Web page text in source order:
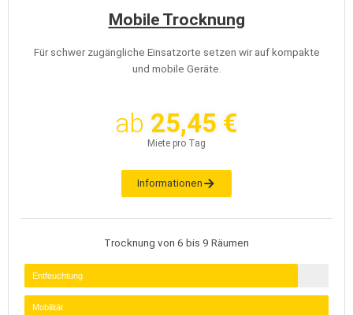
Mobile Trocknung
Für schwer zugängliche Einsatzorte setzen wir auf kompakte
und mobile Geräte.
ab 25,45 €
Miete pro Tag
Informationen
Trocknung von 6 bis 9 Räumen
Entfeuchtung
Mobilität